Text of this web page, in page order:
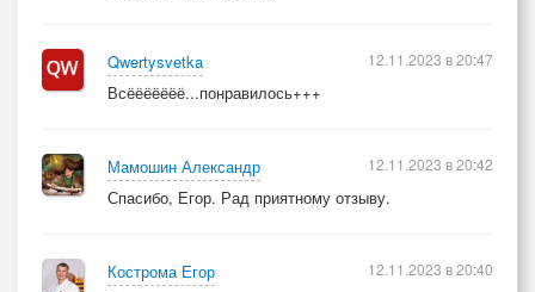
Qwertysvetka
Всёёёёёёё...понравилось+++
12.11.2023 в 20:47
Мамошин Александр
Спасибо, Егор. Рад приятному отзыву.
12.11.2023 в 20:42
Кострома Егор
12.11.2023 в 20:40